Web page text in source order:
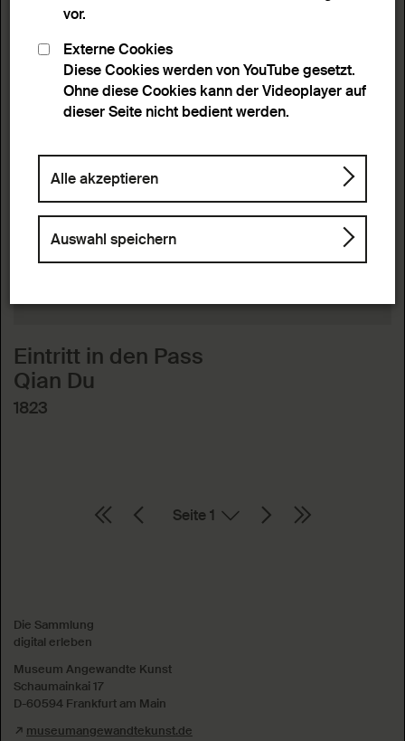
Eintritt in den Pass
Qian Du
1823
Die Sammlung
digital erleben
Museum Angewandte Kunst
Schaumainkai 17
D-60594 Frankfurt am Main
museumangewandtekunst.de
vor.
Externe Cookies
Diese Cookies werden von YouTube gesetzt.
Ohne diese Cookies kann der Videoplayer auf
dieser Seite nicht bedient werden.
Alle akzeptieren
Auswahl speichern